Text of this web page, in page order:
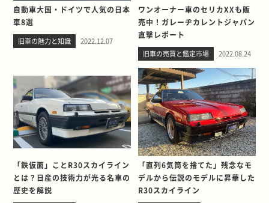
自動車大国・ドイツで人気の日本
車8選
旧車の魅力と知識 2022.12.07
ワンオーナー車のセリカXXも販
売中！ガレーヂカレントジャパン
直撃レポート
旧車の売買と鑑定市場 2022.08.24
「鉄仮面」ことR30スカイライン
とは？日産の技術力が光る名車の
歴史を解説
「直列6気筒を捨てた」残念なモ
デルから伝説のモデルに昇華した
R30スカイライン